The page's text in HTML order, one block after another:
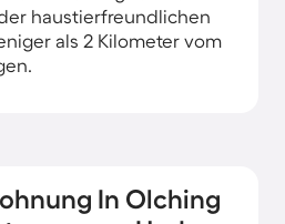
haustierfreundlichen
als 2 Kilometer vom
In Olching